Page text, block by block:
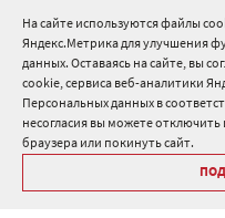
На сайте используются файлы
Яндекс.Метрика для улучшения
данных. Оставаясь на сайте, вы
cookie, сервиса веб-аналитики
Персональных данных в
несогласия вы можете отключить
браузера или покинуть сайт.
8 800 511 91 82
info@onduline.ru
Россия Беларусь